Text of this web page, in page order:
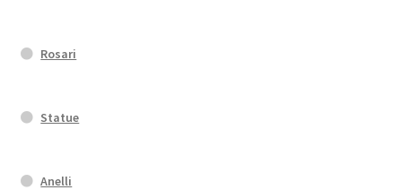
Rosari
Statue
Anelli